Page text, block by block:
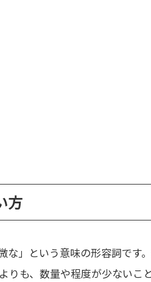
方
な」という意味の形容詞です
りも、数量や程度が少ないこ